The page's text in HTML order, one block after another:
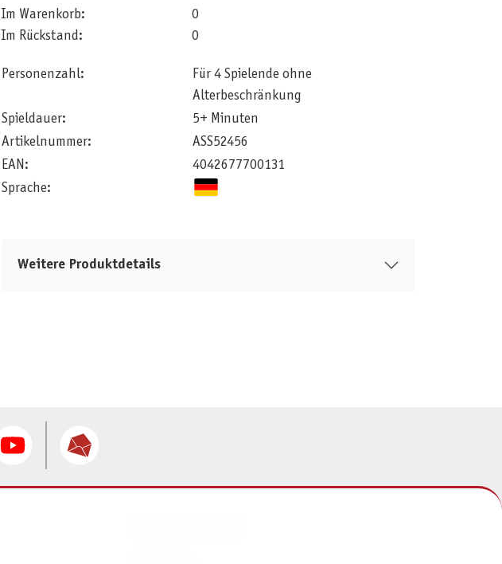
Im Warenkorb:
0
Im Rückstand:
0
Personenzahl:
Für 4 Spielende ohne
Alterbeschränkung
Spieldauer:
5+ Minuten
Artikelnummer:
ASS52456
EAN:
4042677700131
Sprache:
Weitere Produktdetails